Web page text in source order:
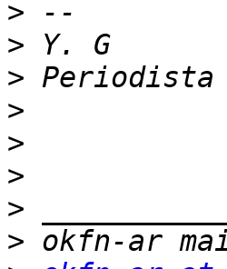
>
>
>
>
>
>
>
>